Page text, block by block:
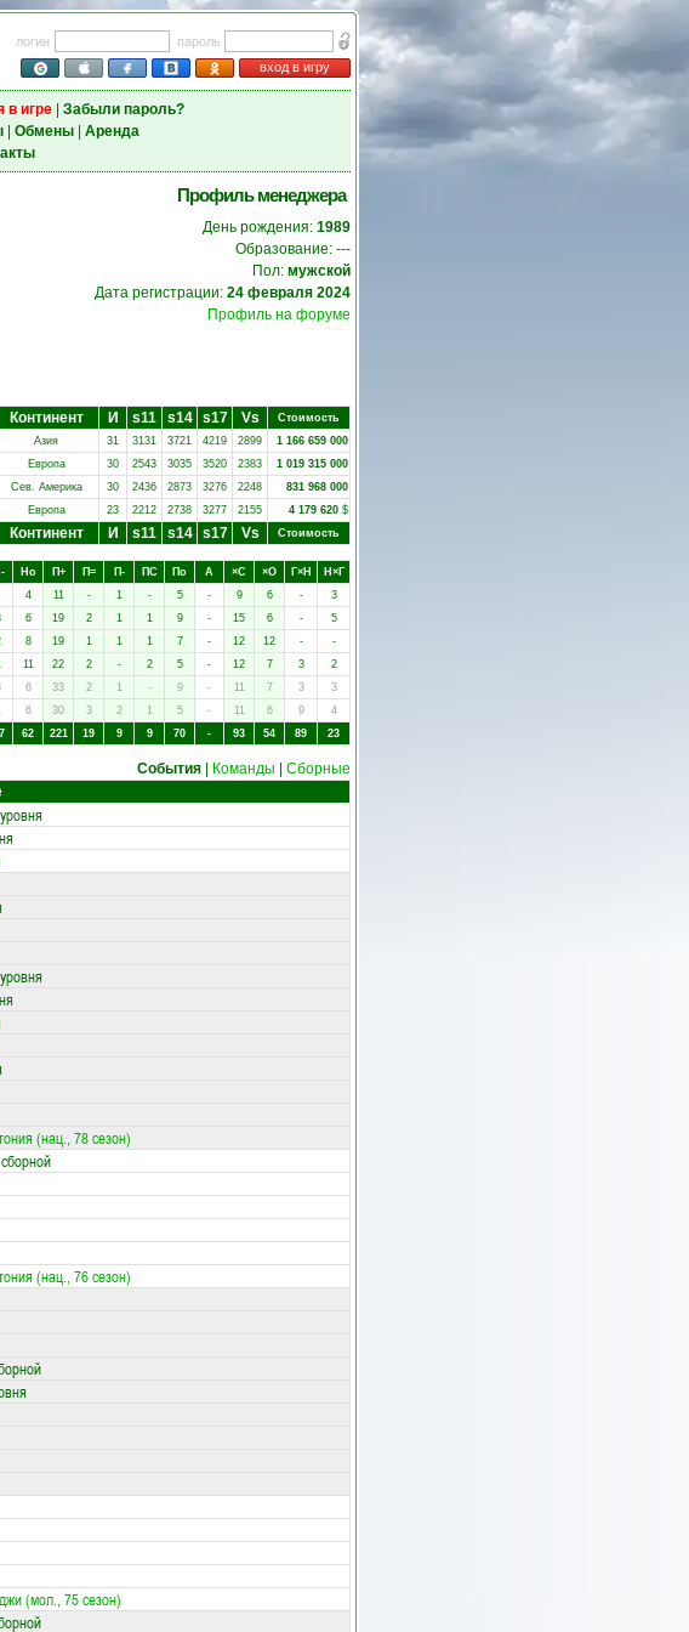
логин
пароль
вход в игру
в игре| Забыли пароль?
| Обмены| Аренда
Профиль менеджера
День рождения: 1989
Образование: ---
Пол: мужской
Дата регистрации: 24 февраля 2024
Профиль на форуме
Континент И s11 s14 s17 Vs
Стоимость
Азия 31 3131 3721 4219 2899
1 166 659 000
Европа 30 2543 3035 3520 2383
1 019 315 000
Сев. Америка 30 2436 2873 3276 2248
831 968 000
Европа 23 2212 2738 3277 2155 4 179 620 $
Континент И s11 s14 s17 Vs Стоимость
Нo П+ П= П- ПC Пo А ×C ×O Г×Н
Н×Г
4 11 - 1 - 5 - 9 6 -
3
6 19 2 1 1 9 - 15 6 -
5
8 19 1 1 1 7 - 12 12 -
-
11 22 2 - 2 5 - 12 7 3
2
6 33 2 1 - 9 - 11 7 3
3
6 30 3 2 1 5 - 11 6 9
4
62 221 19 9 9 70 - 93 54 89 23
События Команды Сборные
(нац., 78 сезон)
(нац., 76 сезон)
(мол., 75 сезон)